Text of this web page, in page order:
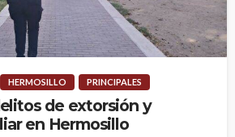
HERMOSILLO PRINCIPALES
de extorsión y
en Hermosillo